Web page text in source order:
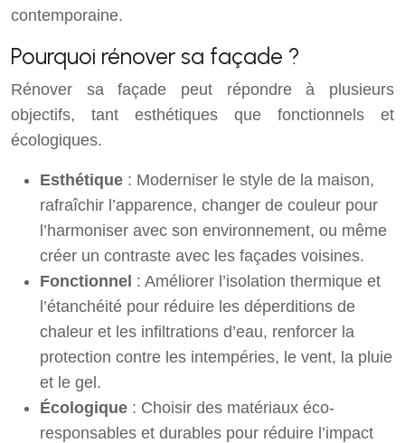
contemporaine.
Pourquoi rénover sa façade ?
Rénover sa façade peut répondre à plusieurs
objectifs, tant esthétiques que fonctionnels et
écologiques.
Esthétique : Moderniser le style de la maison,
rafraîchir l’apparence, changer de couleur pour
l’harmoniser avec son environnement, ou même
créer un contraste avec les façades voisines.
Fonctionnel : Améliorer l’isolation thermique et
l’étanchéité pour réduire les déperditions de
chaleur et les infiltrations d’eau, renforcer la
protection contre les intempéries, le vent, la pluie
et le gel.
Écologique : Choisir des matériaux éco-
responsables et durables pour réduire l’impact